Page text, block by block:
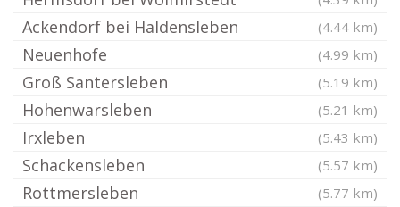
Ackendorf bei Haldensleben (4.44 km)
Neuenhofe (4.99 km)
Groß Santersleben (5.19 km)
Hohenwarsleben (5.21 km)
Irxleben (5.43 km)
Schackensleben (5.57 km)
Rottmersleben (5.77 km)